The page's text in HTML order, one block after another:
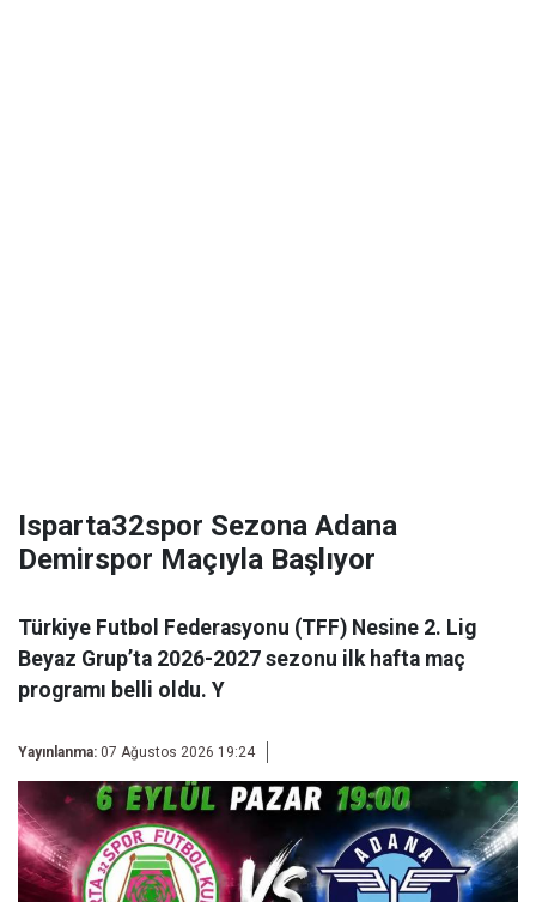
Isparta32spor Sezona Adana
Demirspor Maçıyla Başlıyor
Türkiye Futbol Federasyonu (TFF) Nesine 2. Lig
Beyaz Grup’ta 2026-2027 sezonu ilk hafta maç
programı belli oldu. Y
Yayınlanma: 07 Ağustos 2026 19:24